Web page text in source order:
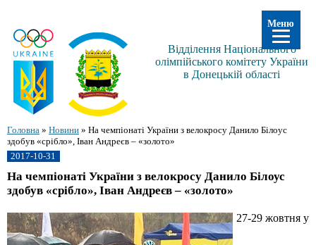
Відділення Національного
олімпійського комітету України
в Донецькій області
Головна » Новини » На чемпіонаті України з велокросу Данило Білоус
здобув «срібло», Іван Андреєв – «золото»
2017-10-31
На чемпіонаті України з велокросу Данило Білоус
здобув «срібло», Іван Андреєв – «золото»
27-29 жовтня у
Меню